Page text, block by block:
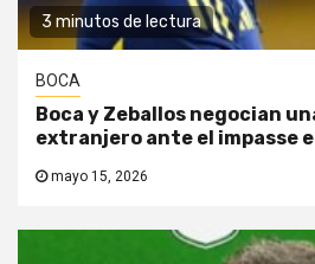
3 minutos de lectura
BOCA
Boca y Zeballos negocian
extranjero ante el impasse
mayo 15, 2026